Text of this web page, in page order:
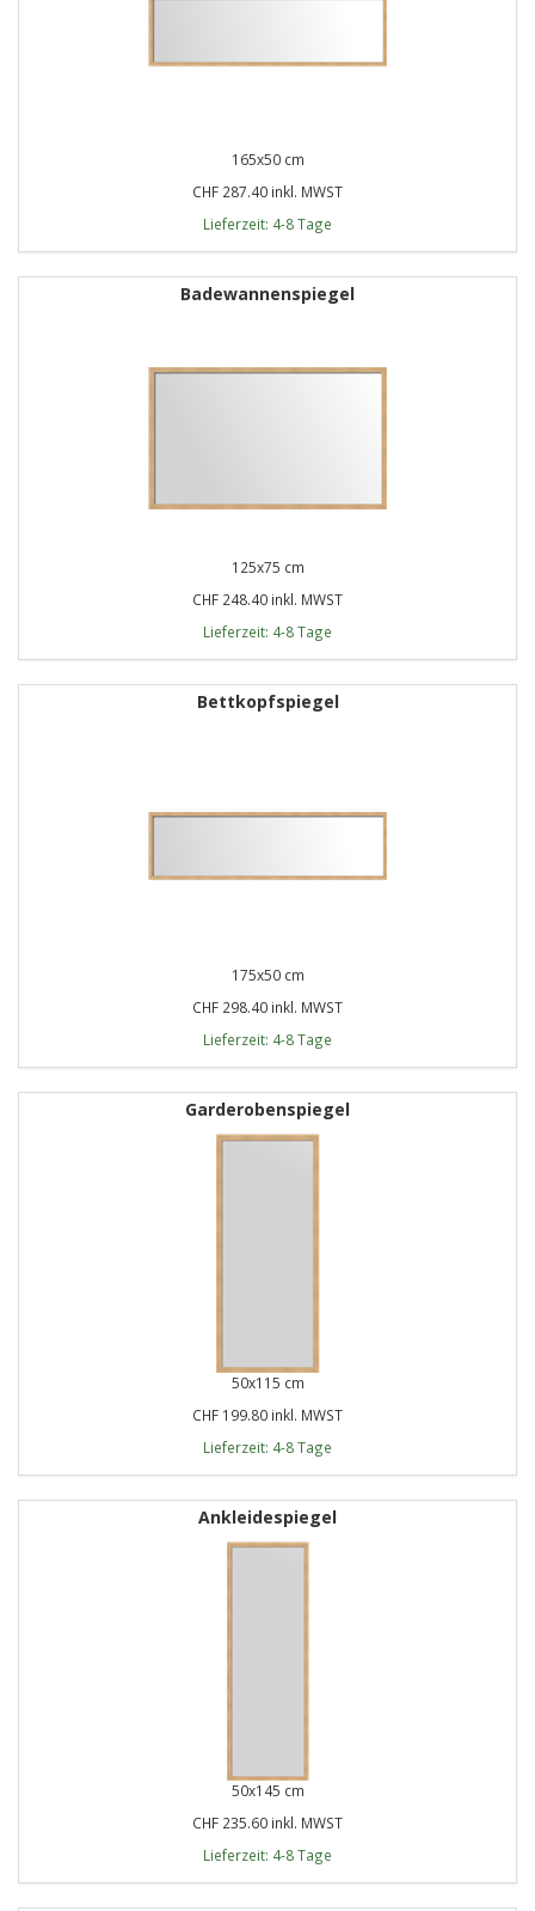
165x50 cm
CHF 287.40 inkl. MWST
Lieferzeit: 4-8 Tage
Badewannenspiegel
125x75 cm
CHF 248.40 inkl. MWST
Lieferzeit: 4-8 Tage
Bettkopfspiegel
175x50 cm
CHF 298.40 inkl. MWST
Lieferzeit: 4-8 Tage
Garderobenspiegel
50x115 cm
CHF 199.80 inkl. MWST
Lieferzeit: 4-8 Tage
Ankleidespiegel
50x145 cm
CHF 235.60 inkl. MWST
Lieferzeit: 4-8 Tage